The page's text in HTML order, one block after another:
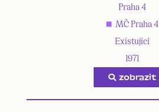
Praha 4
MČ Praha 4
Existující
1971
zobrazit